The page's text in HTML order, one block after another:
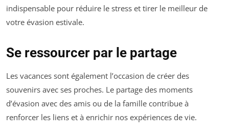
indispensable pour réduire le stress et tirer le meilleur de
votre évasion estivale.
Se ressourcer par le partage
Les vacances sont également l’occasion de créer des
souvenirs avec ses proches. Le partage des moments
d’évasion avec des amis ou de la famille contribue à
renforcer les liens et à enrichir nos expériences de vie.